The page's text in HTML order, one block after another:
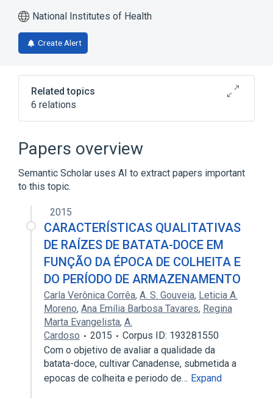
National Institutes of Health
Create Alert
Related topics
6 relations
Hydrochloric Acid
Injectable Solution
Sodium Bicarbonate
Expand
Papers overview
Semantic Scholar uses AI to extract papers important
to this topic.
2015
CARACTERÍSTICAS QUALITATIVAS
DE RAÍZES DE BATATA-DOCE EM
FUNÇÃO DA ÉPOCA DE COLHEITA E
DO PERÍODO DE ARMAZENAMENTO
Carla Verônica Corrêa, A. S. Gouveia, Leticia A.
Moreno, Ana Emília Barbosa Tavares, Regina
Marta Evangelista, A.
Cardoso
2015
Corpus ID: 193281550
Com o objetivo de avaliar a qualidade da
batata-doce, cultivar Canadense, submetida a
epocas de colheita e periodo de… Expand